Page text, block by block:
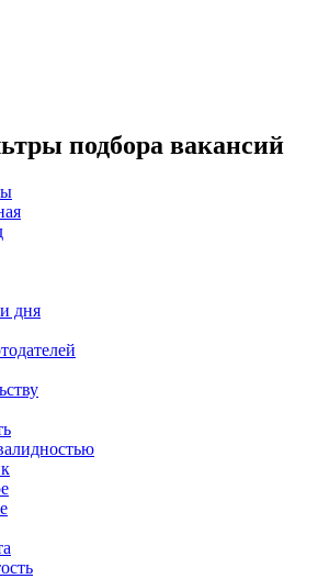
подбора вакансий
дня